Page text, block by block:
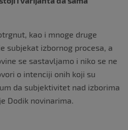
kao i mnoge druge
subjekat izbornog procesa, a
se sastavljamo i niko se ne
o intenciji onih koji su
da subjektivitet nad izborima
Dodik novinarima.